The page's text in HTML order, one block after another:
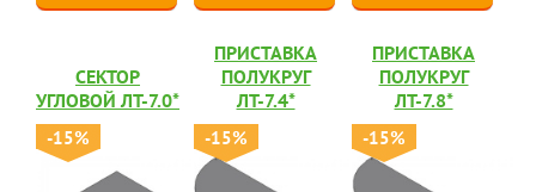
СЕКТОР
УГЛОВОЙ ЛТ-7.0*
-15%
ПРИСТАВКА
ПОЛУКРУГ
ЛТ-7.4*
-15%
ПРИСТАВКА
ПОЛУКРУГ
ЛТ-7.8*
-15%